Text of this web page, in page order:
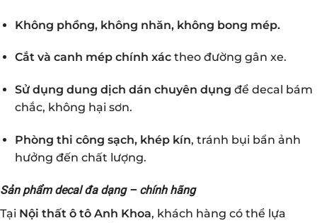
Không phồng, không nhăn, không bong mép.
Cắt và canh mép chính xáctheo đường gân xe.
Sử dụng dung dịch dán chuyên dụng để decal bám
chắc, không hại sơn.
Phòng thi công sạch, khép kín, tránh bụi bẩn ảnh
hưởng đến chất lượng.
Sản phẩm decal đa dạng – chính hãng
Tại Nội thất ô tô Anh Khoa, khách hàng có thể lựa